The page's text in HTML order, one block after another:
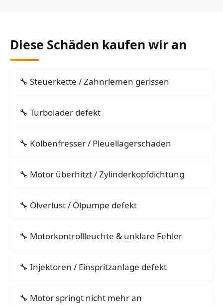
Diese Schäden kaufen wir an
Steuerkette / Zahnriemen gerissen
Turbolader defekt
Kolbenfresser / Pleuellagerschaden
Motor überhitzt / Zylinderkopfdichtung
Ölverlust / Ölpumpe defekt
Motorkontrollleuchte & unklare Fehler
Injektoren / Einspritzanlage defekt
Motor springt nicht mehr an